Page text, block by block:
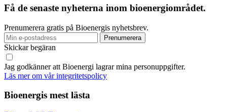
Få de senaste nyheterna inom bioenergiområdet.
Prenumerera gratis på Bioenergis nyhetsbrev.
Skickar begäran
Jag godkänner att Bioenergi lagrar mina personuppgifter.
Läs mer om vår integritetspolicy
Bioenergis mest lästa